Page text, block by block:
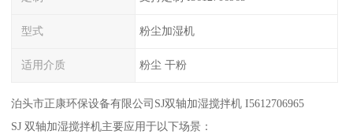
型式 粉尘加湿机
适用介质 粉尘 干粉
泊头市正康环保设备有限公司SJ双轴加湿搅拌机 I5612706965
SJ 双轴加湿搅拌机主要应用于以下场景：